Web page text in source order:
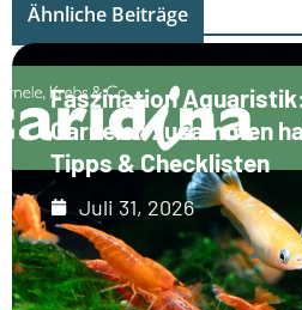
Ähnliche Beiträge
Faszination
Garnelen zusammen
Tipps & Checklisten
Juli 31, 2026